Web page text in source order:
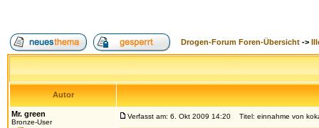
Drogen-Forum Foren-Übersicht ->
Autor
Mr. green
Bronze-User
Verfasst am: 6. Okt 2009 14:20 Titel: einnahme von